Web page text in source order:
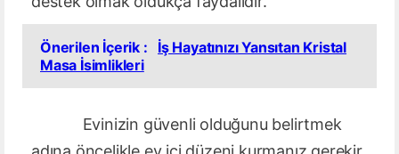
Önerilen İçerik :
İş Hayatınızı Yansıtan Kristal
Masa İsimlikleri
Evinizin güvenli olduğunu belirtmek